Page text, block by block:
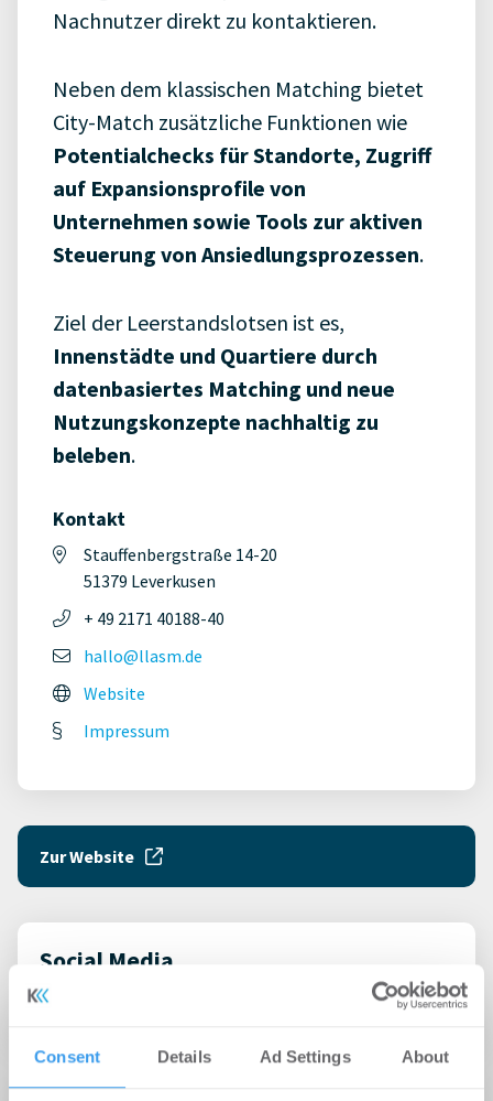
Consent Details Ad Settings About
Nachnutzerdirekt zu kontaktieren.
Neben dem klassischen Matching bietet
City-Match zusätzliche Funktionen wie
Potentialchecks fürStandorte, Zugriff
auf Expansionsprofile von
Unternehmen sowie Tools zur aktiven
Steuerung von Ansiedlungsprozessen.
Ziel der Leerstandslotsen ist es,
Innenstädte und Quartiere durch
datenbasiertes Matching und neue
Nutzungskonzepte nachhaltig zu
beleben.
Kontakt
Stauffenbergstraße 14-20
51379 Leverkusen
+ 49 2171 40188-40
hallo@llasm.de
Website
Impressum
Zur Website
Social Media